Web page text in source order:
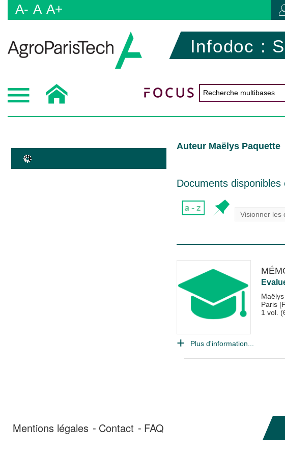
A- A A+
Infodoc :
Auteur Maëlys Paquette
Documents
Visionner les
Paris
1 vol.
Plus d'information...
Mentions légales Contact FAQ